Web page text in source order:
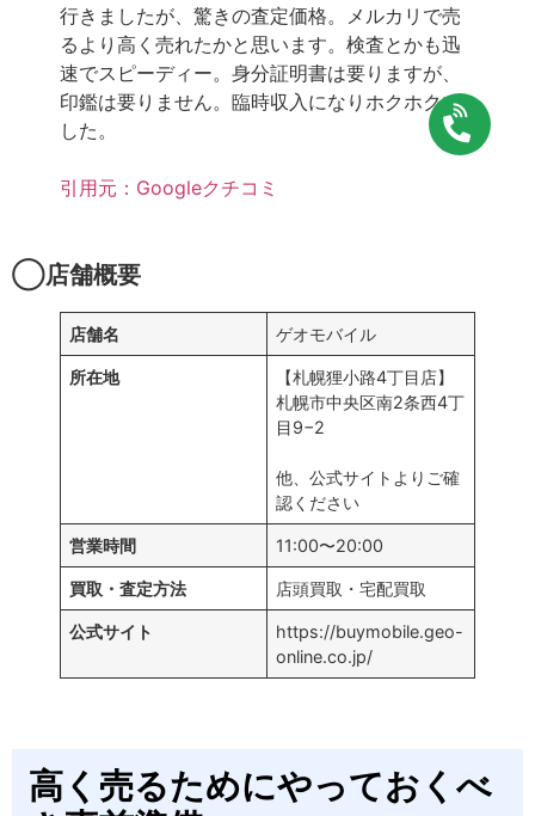
行きましたが、驚きの査定価格。メルカリで売
るより高く売れたかと思います。検査とかも迅
速でスピーディー。身分証明書は要りますが、
印鑑は要りません。臨時収入になりホクホクで
した。
引用元：Googleクチコミ
◯店舗概要
店舗名 ゲオモバイル
所在地
【札幌狸小路4丁目店】
札幌市中央区南2条西4丁
目9−2
他、公式サイトよりご確
認ください
営業時間 11:00〜20:00
買取・査定方法 店頭買取・宅配買取
公式サイト
https://buymobile.geo-
online.co.jp/
高く売るためにやっておくべ